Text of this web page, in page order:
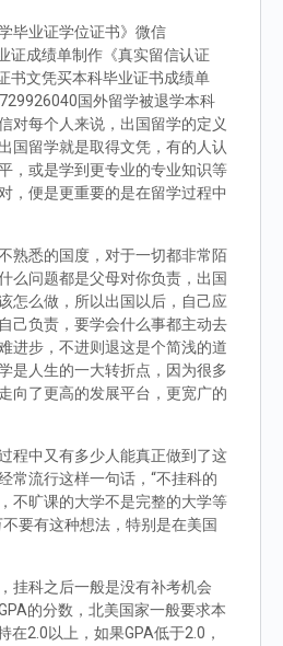
毕业证学位证书》微信
证成绩单制作《真实留信认证
书文凭买本科毕业证书成绩单
国外留学被退学本科
对每个人来说，出国留学的定义
国留学就是取得文凭，有的人认
，或是学到更专业的专业知识等
，便是更重要的是在留学过程中
熟悉的国度，对于一切都非常陌
么问题都是父母对你负责，出国
怎么做，所以出国以后，自己应
己负责，要学会什么事都主动去
进步，不进则退这是个简浅的道
是人生的一大转折点，因为很多
向了更高的发展平台，更宽广的
程中又有多少人能真正做到了这
常流行这样一句话，“不挂科的
不旷课的大学不是完整的大学等
要有这种想法，特别是在美国
挂科之后一般是没有补考机会
的分数，北美国家一般要求本
在2.0以上，如果GPA低于2.0，